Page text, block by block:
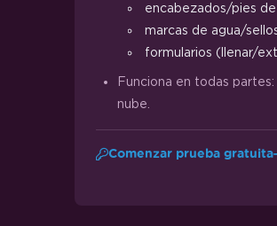
encabezados/pies
marcas de agua/
formularios (llenar/
Funciona en todas
nube.
Comenzar prueba gratuita